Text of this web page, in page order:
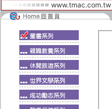
www.tmac.com.tw